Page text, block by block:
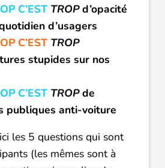
C’EST TROPd’opacité
d’usagers
C’EST TROP
stupides sur nos
C’EST TROPde
publiques anti-voiture
les 5 questions qui sont
(les mêmes sont à